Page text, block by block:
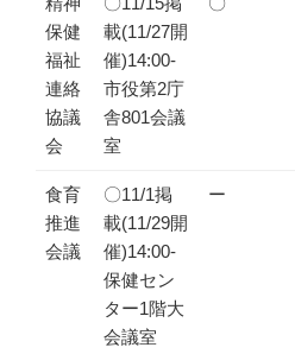
保健
福祉
連絡
協議
会
載(11/27開
催)14:00-
市役第2庁
舎801会議
室
食育
推進
会議
〇11/1掲
載(11/29開
催)14:00-
保健セン
ター1階大
会議室
ー